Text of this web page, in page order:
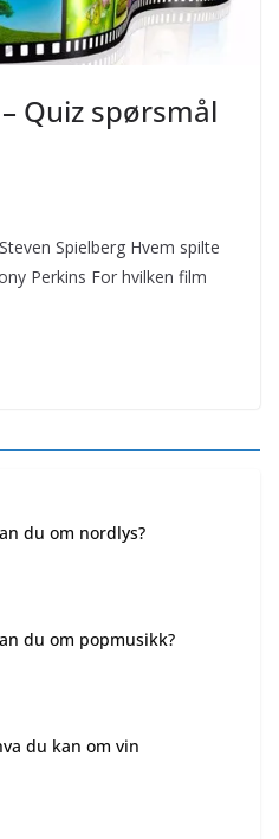
Quiz spørsmål
Spielberg Hvem spilte
Perkins For hvilken film
du om nordlys?
du om popmusikk?
du kan om vin